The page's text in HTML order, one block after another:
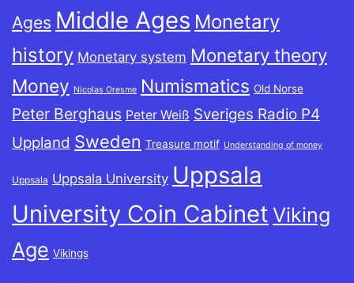
Ages Middle Ages Monetary
history Monetary system Monetary theory
Money Nicolas Oresme Numismatics Old Norse
Peter Berghaus Peter Weiß Sveriges Radio P4
Uppland Sweden Treasure motif Understanding of money
Uppsala Uppsala University Uppsala
University Coin Cabinet Viking
Age Vikings